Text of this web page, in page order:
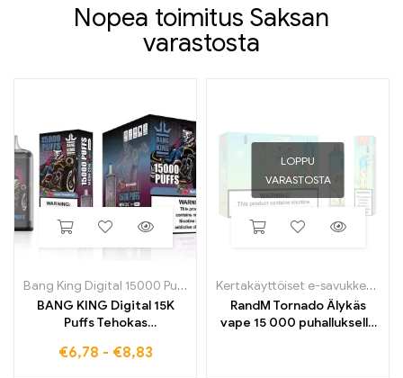
Nopea toimitus Saksan
varastosta
Bang King Digital 15000 Puffs
BANG KING Digital 15K
Puffs Tehokas
jolla on voimakas maku
€6,78 - €8,83
LOPPU
VARASTOSTA
Kertakäyttöiset e-savukkeet
RandM Tornado Älykäs
vape 15 000 puhalluksella